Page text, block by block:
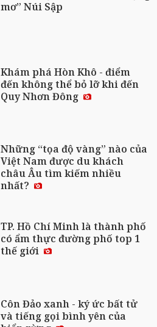
mơ” Núi Sập
Khám phá Hòn Khô - điểm
đến không thể bỏ lỡ khi đến
Quy Nhơn Đông
Những “tọa độ vàng” nào của
Việt Nam được du khách
châu Âu tìm kiếm nhiều
nhất?
TP. Hồ Chí Minh là thành phố
có ẩm thực đường phố top 1
thế giới
Côn Đảo xanh - ký ức bất tử
và tiếng gọi bình yên của